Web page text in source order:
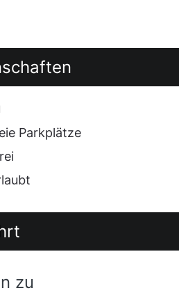
Parkplätze
zu